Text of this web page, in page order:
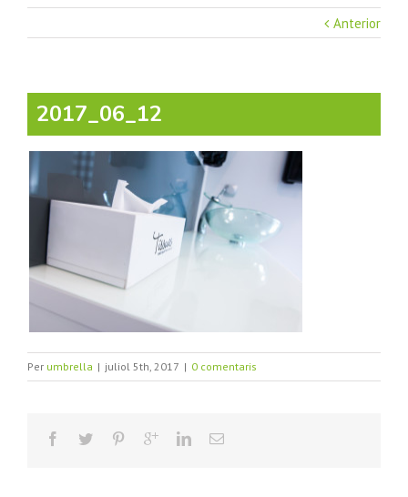
Anterior
2017_06_12
Per umbrella | juliol 5th, 2017 | 0 comentaris